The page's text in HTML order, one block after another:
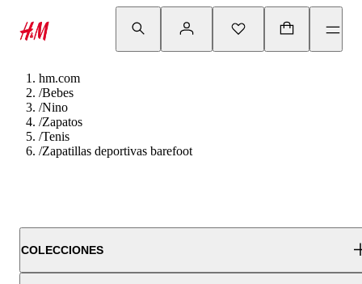
hm.com
/Bebes
/Nino
/Zapatos
/Tenis
/Zapatillas deportivas barefoot
COLECCIONES